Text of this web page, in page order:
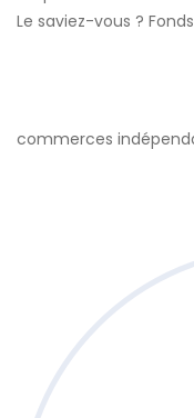
Le saviez-vous ?
commerces